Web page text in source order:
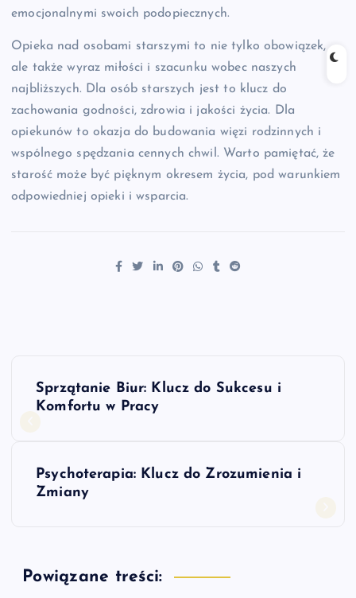
emocjonalnymi swoich podopiecznych.
Opieka nad osobami starszymi to nie tylko obowiązek,
ale także wyraz miłości i szacunku wobec naszych
najbliższych. Dla osób starszych jest to klucz do
zachowania godności, zdrowia i jakości życia. Dla
opiekunów to okazja do budowania więzi rodzinnych i
wspólnego spędzania cennych chwil. Warto pamiętać, że
starość może być pięknym okresem życia, pod warunkiem
odpowiedniej opieki i wsparcia.
N
a
Sprzątanie Biur: Klucz do Sukcesu i
Komfortu w Pracy
Psychoterapia: Klucz do Zrozumienia i
Zmiany
Powiązane treści: